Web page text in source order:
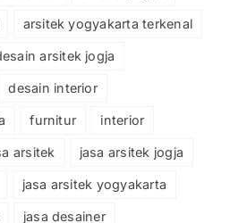
arsitek yogyakarta terkenal
arsitek jogja
desain interior
furnitur interior
arsitek jasa arsitek jogja
jasa arsitek yogyakarta
jasa desainer